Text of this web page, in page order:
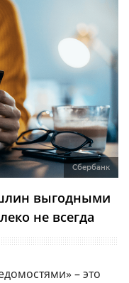
Сбербанк
выгодными
не всегда
– это